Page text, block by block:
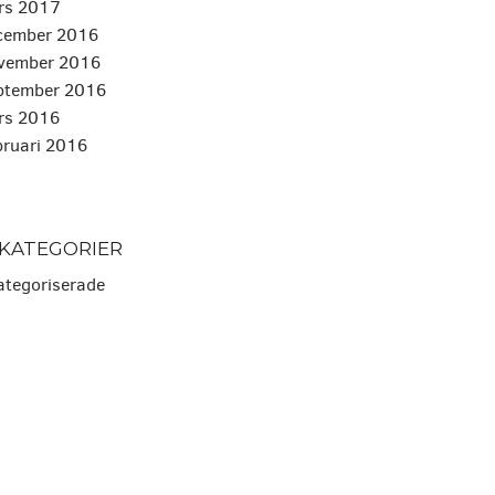
2017
2016
2016
2016
2016
2016
KATEGORIER